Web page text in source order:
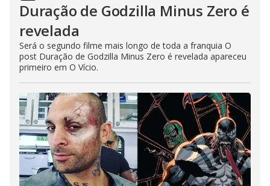
Duração de Godzilla Minus Zero é
revelada
Será o segundo filme mais longo de toda a franquia O
post Duração de Godzilla Minus Zero é revelada apareceu
primeiro em O Vício.